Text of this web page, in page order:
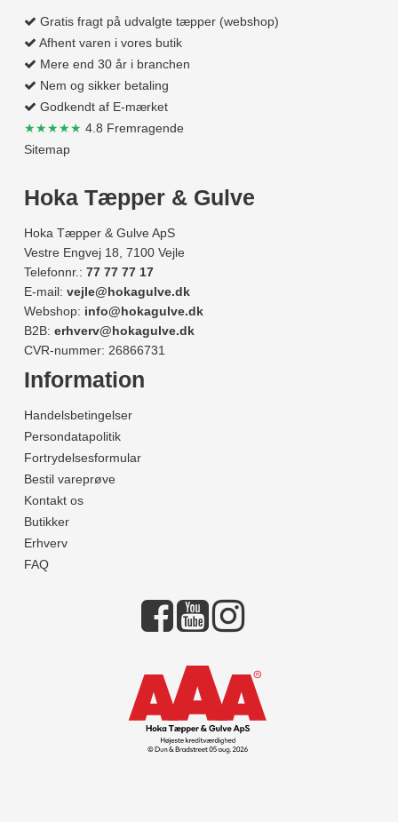
Gratis fragt på udvalgte tæpper (webshop)
Afhent varen i vores butik
Mere end 30 år i branchen
Nem og sikker betaling
Godkendt af E-mærket
★★★★★ 4.8 Fremragende
Sitemap
Hoka Tæpper & Gulve
Hoka Tæpper & Gulve ApS
Vestre Engvej 18, 7100 Vejle
Telefonnr.: 77 77 77 17
E-mail: vejle@hokagulve.dk
Webshop: info@hokagulve.dk
B2B: erhverv@hokagulve.dk
CVR-nummer: 26866731
Information
Handelsbetingelser
Persondatapolitik
Fortrydelsesformular
Bestil vareprøve
Kontakt os
Butikker
Erhverv
FAQ